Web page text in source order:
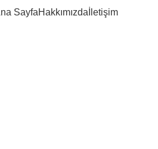
SayfaHakkımızda İletişim